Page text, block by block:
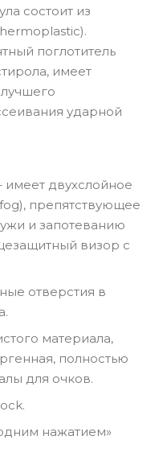
состоит из
поглотитель
имеет
ударной
имеет двухслойное
препятствующее
и запотеванию
визор с
отверстия в
материала,
полностью
для очков.
нажатием»